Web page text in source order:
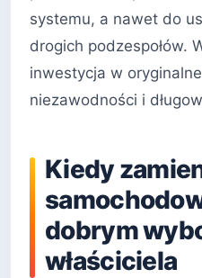
systemu, a nawet do
drogich podzespołów.
inwestycja w
niezawodności i
Kiedy
dobrym
właściciela